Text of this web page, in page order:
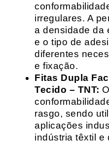
irregulares. A
a densidade da
e o tipo de
diferentes
e fixação.
Fitas Dupla
Tecido – TNT:
rasgo, sendo
aplicações
indústria têxtil e